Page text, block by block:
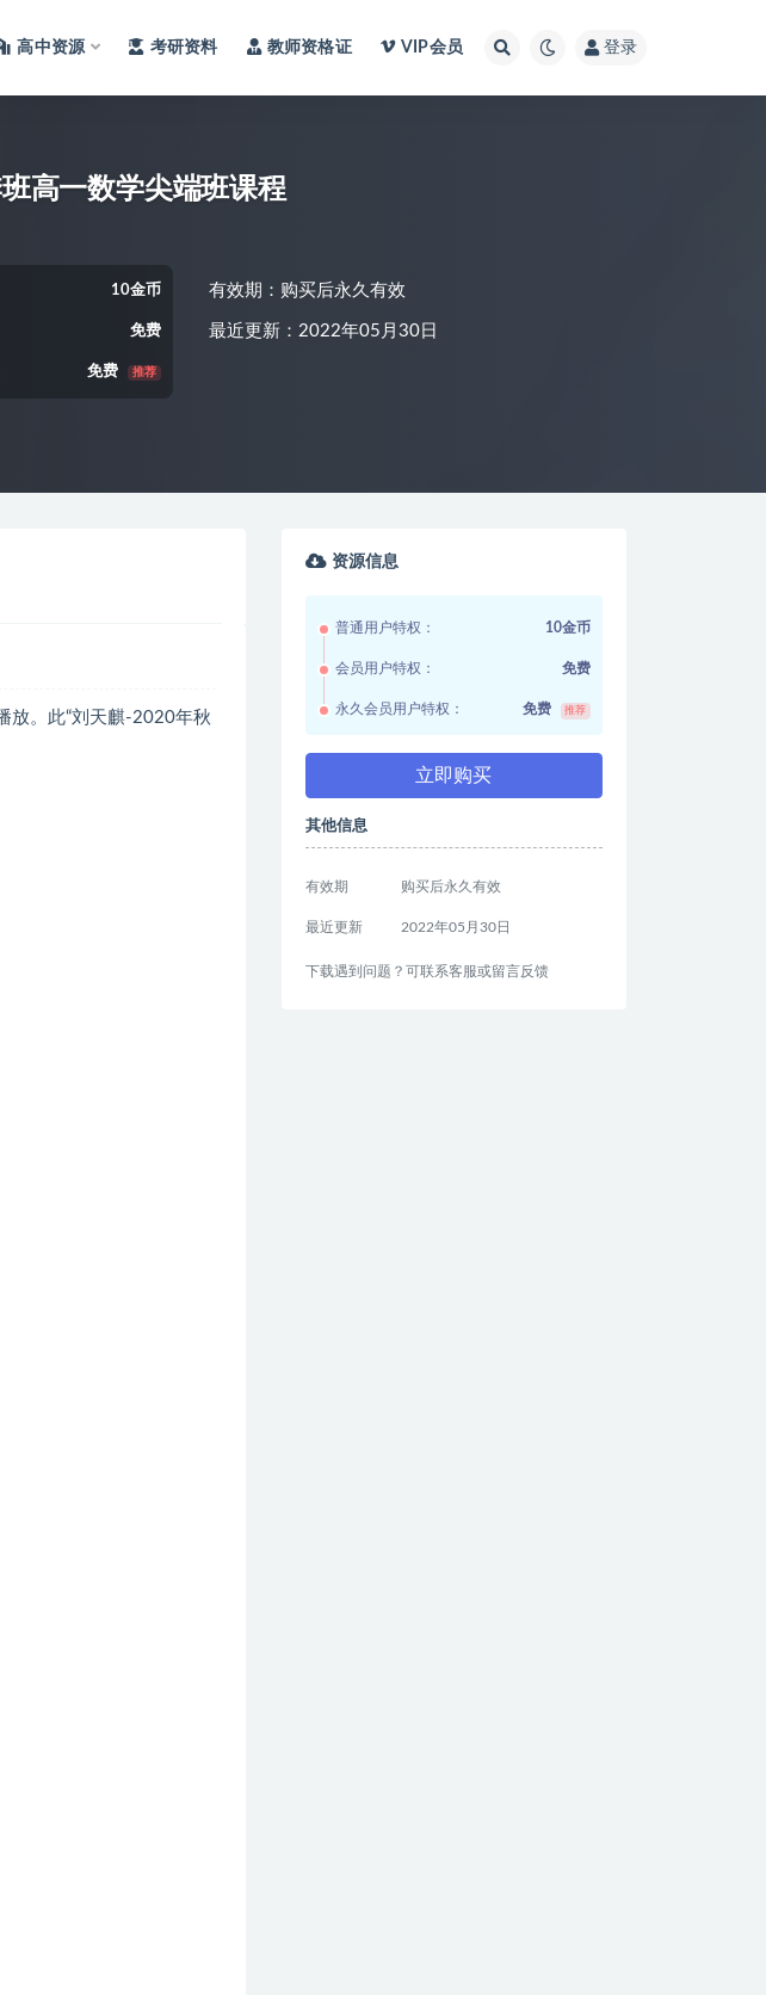
高中资源 考研资料 教师资格证 VIP会员 登录
高一数学尖端班课程
10金币
免费
免费 推荐
有效期：购买后永久有效
最近更新：2022年05月30日
放。此“刘天麒-2020年秋
资源信息
普通用户特权： 10金币
会员用户特权： 免费
永久会员用户特权： 免费 推荐
立即购买
其他信息
有效期 购买后永久有效
最近更新 2022年05月30日
下载遇到问题？可联系客服或留言反馈